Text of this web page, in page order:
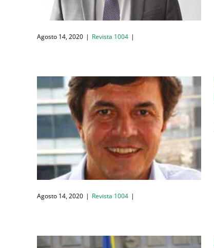
Agosto 14, 2020 | Revista 1004 |
Agosto 14, 2020 | Revista 1004 |